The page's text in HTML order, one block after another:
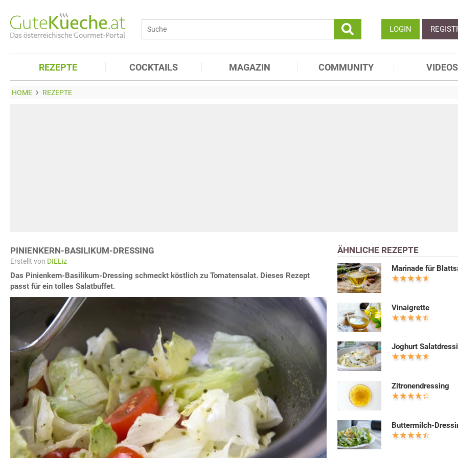
LOGIN
REZEPTE COCKTAILS MAGAZIN COMMUNITY VIDEOS
HOME REZEPTE
PINIENKERN-BASILIKUM-DRESSING
Erstellt von DIELiz
Das Pinienkern-Basilikum-Dressing schmeckt köstlich zu Tomatensalat. Dieses Rezept
passt für ein tolles Salatbuffet.
ÄHNLICHE REZEPTE
Marinade für
Vinaigrette
Joghurt
Zitronendressing
Buttermilch-